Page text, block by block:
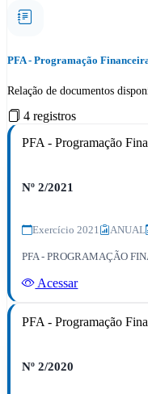
PFA - Programação
Relação de documentos
4 registros
PFA - Programação
Nº 2/2021
Exercício 2021 ANUAL
PFA - PROGRAMAÇÃO
Acessar
PFA - Programação
Nº 2/2020